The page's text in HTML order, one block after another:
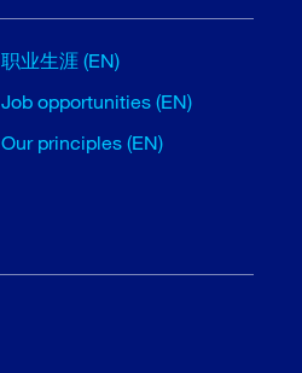
职业生涯 (EN)
Job opportunities (EN)
Our principles (EN)